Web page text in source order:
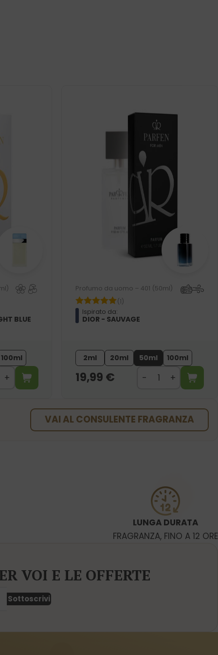
BLUE
100ml
Profumo da uomo – 401 (50ml)
(1)
Ispirato da:
DIOR - SAUVAGE
2ml 20ml 50ml 100ml
19,99 €
VAI AL CONSULENTE FRAGRANZA
LUNGA DURATA
FRAGRANZA, FINO A 12 ORE
VOI E LE OFFERTE
Sottoscrivi